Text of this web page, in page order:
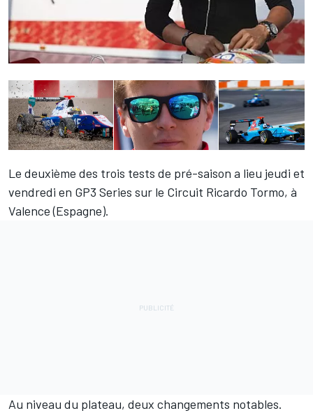
Le deuxième des trois tests de pré-saison a lieu jeudi et
vendredi en GP3 Series sur le Circuit Ricardo Tormo, à
Valence (Espagne).
Au niveau du plateau, deux changements notables.